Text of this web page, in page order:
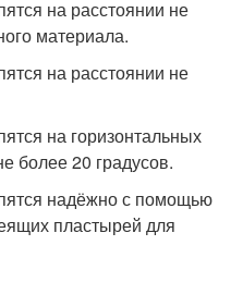
на расстоянии не
материала.
на расстоянии не
на горизонтальных
более 20 градусов.
надёжно с помощью
пластырей для